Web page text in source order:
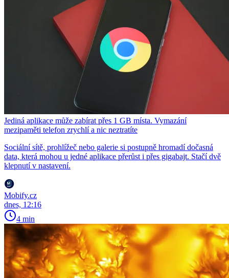
Jediná aplikace může zabírat přes 1 GB místa. Vymazání
mezipaměti telefon zrychlí a nic neztratíte
Sociální sítě, prohlížeč nebo galerie si postupně hromadí dočasná
data, která mohou u jedné aplikace přerůst i přes gigabajt. Stačí dvě
klepnutí v nastavení.
Mobify.cz
dnes, 12:16
4 min